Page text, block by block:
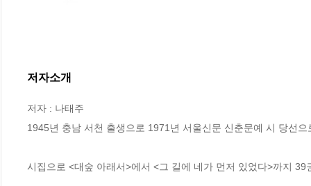
저자소개
저자 : 나태주
1945년 충남 서천 출생으로 1971년 서울신문 신춘문예 시 당선으
시집으로 <대숲 아래서>에서 <그 길에 네가 먼저 있었다>까지 39